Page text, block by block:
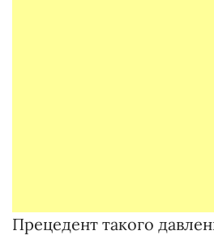
Прецедент такого